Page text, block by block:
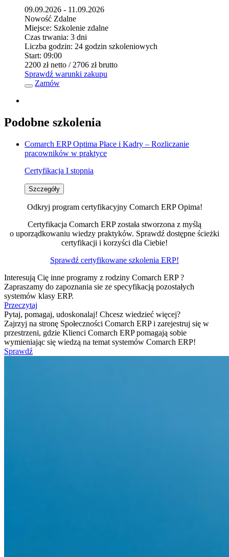
09.09.2026 - 11.09.2026
Nowość Zdalne
Miejsce: Szkolenie zdalne
Czas trwania: 3 dni
Liczba godzin: 24 godzin szkoleniowych
Start: 09:00
2200 złnetto / 2706 złbrutto
Sprawdź warunki zakupu
Zamów
Podobne szkolenia
Comarch ERP Optima Płace i Kadry – Rozliczanie
pracowników w praktyce
Certyfikacja I stopnia
Szczegóły
Odkryj program certyfikacyjny Comarch ERP Opima!
Certyfikacja Comarch ERP została stworzona z myślą
o uporządkowaniu wiedzy praktyków. Sprawdź dostępne ścieżki
certyfikacji i korzyści dla Ciebie!
Sprawdź certyfikowane szkolenia ERP!
Interesują Cię inne programy z rodziny Comarch ERP ?
Zapraszamy do zapoznania sie ze specyfikacją pozostałych
systemów klasy ERP.
Przeczytaj
Pytaj, pomagaj, udoskonalaj! Chcesz wiedzieć więcej?
Zajrzyj na stronę Społeczności Comarch ERP i zarejestruj się w
przestrzeni, gdzie Klienci Comarch ERP pomagają sobie
wymieniając się wiedzą na temat systemów Comarch ERP!
Sprawdź